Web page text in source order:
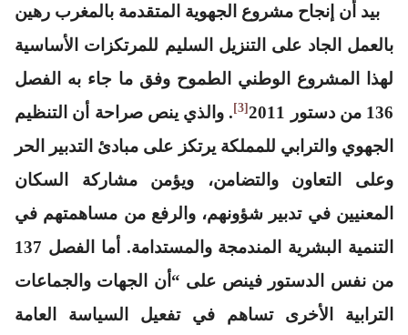
بيد أن إنجاح مشروع الجهوية المتقدمة بالمغرب رهين
بالعمل الجاد على التنزيل السليم للمرتكزات الأساسية
لهذا المشروع الوطني الطموح وفق ما جاء به الفصل
136 من دستور 2011
[3]
. والذي ينص صراحة أن التنظيم
الجهوي والترابي للمملكة يرتكز على مبادئ التدبير الحر
وعلى التعاون والتضامن، ويؤمن مشاركة السكان
المعنيين في تدبير شؤونهم، والرفع من مساهمتهم في
التنمية البشرية المندمجة والمستدامة. أما الفصل 137
من نفس الدستور فينص على “أن الجهات والجماعات
الترابية الأخرى تساهم في تفعيل السياسة العامة